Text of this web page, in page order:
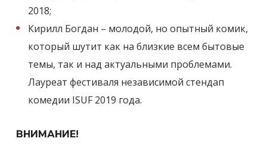
2018;
Кирилл Богдан – молодой, но опытный комик,
который шутит как на близкие всем бытовые
темы, так и над актуальными проблемами.
Лауреат фестиваля независимой стендап
комедии ISUF 2019 года.
ВНИМАНИЕ!